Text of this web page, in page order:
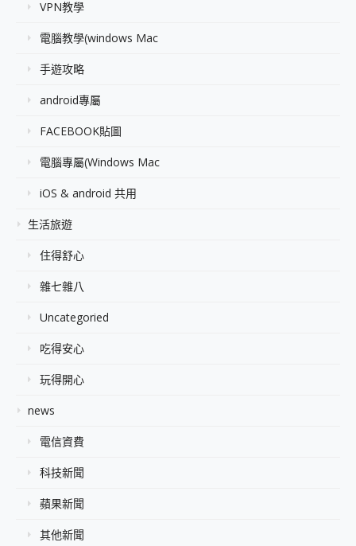
VPN教學
電腦教學(windows Mac
手遊攻略
android專屬
FACEBOOK貼圖
電腦專屬(Windows Mac
iOS & android 共用
生活旅遊
住得舒心
雜七雜八
Uncategoried
吃得安心
玩得開心
news
電信資費
科技新聞
蘋果新聞
其他新聞